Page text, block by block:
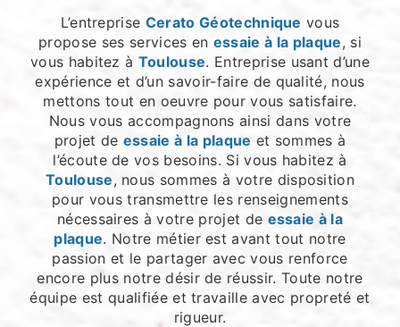
L’entreprise Cerato Géotechnique vous
propose ses services en essaie à la plaque, si
vous habitez à Toulouse. Entreprise usant d’une
expérience et d’un savoir-faire de qualité, nous
mettons tout en oeuvre pour vous satisfaire.
Nous vous accompagnons ainsi dans votre
projet de essaie à la plaque et sommes à
l’écoute de vos besoins. Si vous habitez à
Toulouse, nous sommes à votre disposition
pour vous transmettre les renseignements
nécessaires à votre projet de essaie à la
plaque. Notre métier est avant tout notre
passion et le partager avec vous renforce
encore plus notre désir de réussir. Toute notre
équipe est qualifiée et travaille avec propreté et
rigueur.